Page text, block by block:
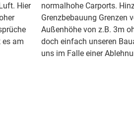
Hier
es am
normalhohe Carports.
Grenzbebauung Grenzen
Außenhöhe von z.B. 3m
doch einfach unseren
uns im Falle einer